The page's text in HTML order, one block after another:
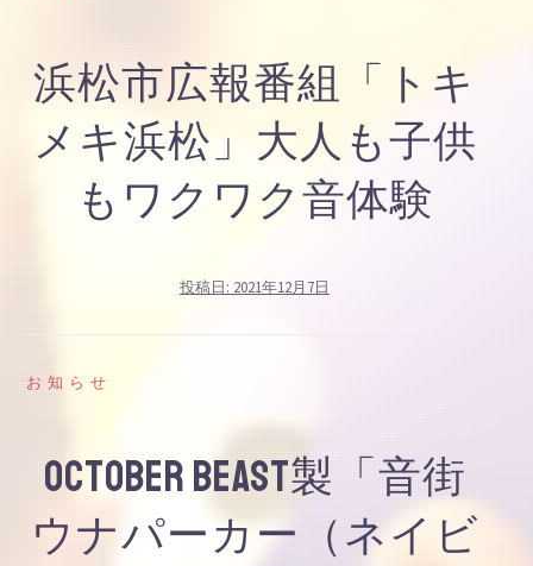
浜松市広報番組「トキ
メキ浜松」大人も子供
もワクワク音体験
投稿日: 2021年12月7日
お知らせ
October Beast製「音街
ウナパーカー（ネイビ